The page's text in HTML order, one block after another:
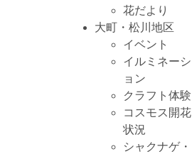
花だより
大町・松川地区
イベント
イルミネーシ
ョン
クラフト体験
コスモス開花
状況
シャクナゲ・